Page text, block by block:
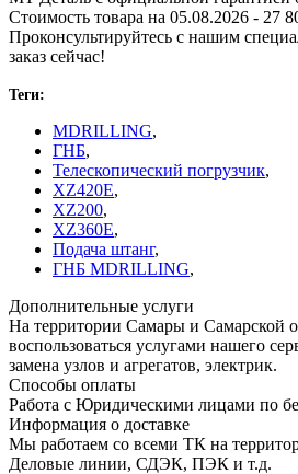
Стоимость товара на 05.08.2026 - 27
Проконсультируйтесь с нашим
заказ сейчас!
Теги:
MDRILLING,
ГНБ,
Телескопический погрузчик,
XZ420E,
XZ200,
XZ360E,
Подача штанг,
ГНБ MDRILLING,
Дополнительные услуги
На территории Самары и Самарской
воспользоваться услугами нашего
замена узлов и агрегатов, электрик.
Способы оплаты
Работа с Юридическими лицами по
Информация о доставке
Мы работаем со всеми ТК на
Деловые линии, СДЭК, ПЭК и т.д.